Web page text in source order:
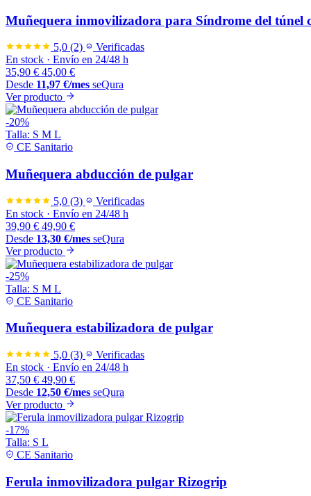
Muñequera inmovilizadora para Síndrome del túnel
5,0 (2)
Verificadas
En stock · Envío en 24/48 h
35,90 € 45,00 €
Desde 11,97 €/mes seQura
Ver producto
-20%
Talla: S M L
CE Sanitario
Muñequera abducción de pulgar
5,0 (3)
Verificadas
En stock · Envío en 24/48 h
39,90 € 49,90 €
Desde 13,30 €/mes seQura
Ver producto
-25%
Talla: S M L
CE Sanitario
Muñequera estabilizadora de pulgar
5,0 (3)
Verificadas
En stock · Envío en 24/48 h
37,50 € 49,90 €
Desde 12,50 €/mes seQura
Ver producto
-17%
Talla: S L
CE Sanitario
Ferula inmovilizadora pulgar Rizogrip